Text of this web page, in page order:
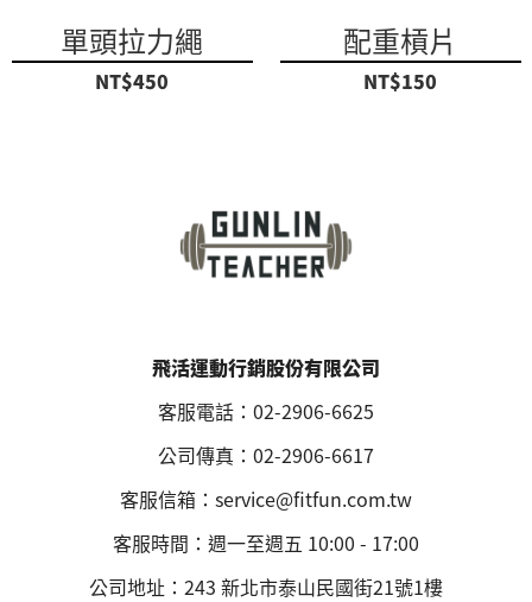
單頭拉力繩
NT$450
配重槓片
NT$150
飛活運動行銷股份有限公司
客服電話：02-2906-6625
公司傳真：02-2906-6617
客服信箱：service@fitfun.com.tw
客服時間：週一至週五 10:00 - 17:00
公司地址：243 新北市泰山民國街21號1樓